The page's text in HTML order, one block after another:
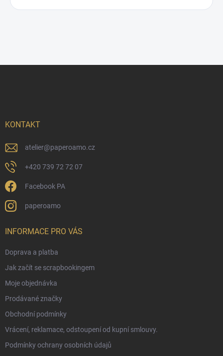
KONTAKT
atelier@paperoamo.cz
+420 739 72 72 07
Facebook PA
paperoamo
INFORMACE PRO VÁS
Doprava a platba
Jak začít se scrapbookingem
Moje objednávka
Prodávané značky
Obchodní podmínky
Vrácení, reklamace, odstoupení od kupní smlouvy.
Podmínky ochrany osobních údajů